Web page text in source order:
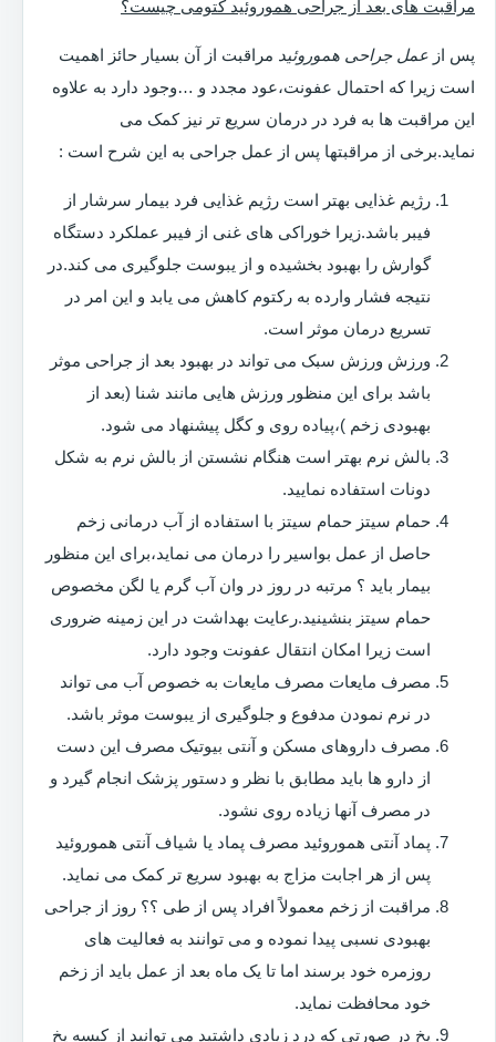
مراقبت های بعد از جراحی هموروئید کتومی چیست؟
پس از عمل جراحی هموروئید مراقبت از آن بسیار حائز اهمیت
است زیرا که احتمال عفونت،عود مجدد و …وجود دارد به علاوه
این مراقبت ها به فرد در درمان سریع تر نیز کمک می
نماید.برخی از مراقبتها پس از عمل جراحی به این شرح است :
رژیم غذایی بهتر است رژیم غذایی فرد بیمار سرشار از
فیبر باشد.زیرا خوراکی های غنی از فیبر عملکرد دستگاه
گوارش را بهبود بخشیده و از یبوست جلوگیری می کند.در
نتیجه فشار وارده به رکتوم کاهش می یابد و این امر در
تسریع درمان موثر است.
ورزش ورزش سبک می تواند در بهبود بعد از جراحی موثر
باشد برای این منظور ورزش هایی مانند شنا (بعد از
بهبودی زخم )،پیاده روی و کگل پیشنهاد می شود.
بالش نرم بهتر است هنگام نشستن از بالش نرم به شکل
دونات استفاده نمایید.
حمام سیتز حمام سیتز با استفاده از آب درمانی زخم
حاصل از عمل بواسیر را درمان می نماید،برای این منظور
بیمار باید ؟ مرتبه در روز در وان آب گرم یا لگن مخصوص
حمام سیتز بنشینید.رعایت بهداشت در این زمینه ضروری
است زیرا امکان انتقال عفونت وجود دارد.
مصرف مایعات مصرف مایعات به خصوص آب می تواند
در نرم نمودن مدفوع و جلوگیری از یبوست موثر باشد.
مصرف داروهای مسکن و آنتی بیوتیک مصرف این دست
از دارو ها باید مطابق با نظر و دستور پزشک انجام گیرد و
در مصرف آنها زیاده روی نشود.
پماد آنتی هموروئید مصرف پماد یا شیاف آنتی هموروئید
پس از هر اجابت مزاج به بهبود سریع تر کمک می نماید.
مراقبت از زخم معمولاً افراد پس از طی ؟؟ روز از جراحی
بهبودی نسبی پیدا نموده و می توانند به فعالیت های
روزمره خود برسند اما تا یک ماه بعد از عمل باید از زخم
خود محافظت نماید.
یخ در صورتی که درد زیادی داشتید می توانید از کیسه یخ